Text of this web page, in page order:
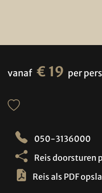
vanaf € 19 per
050-3136000
Reis doorsturen
Reis als PDF